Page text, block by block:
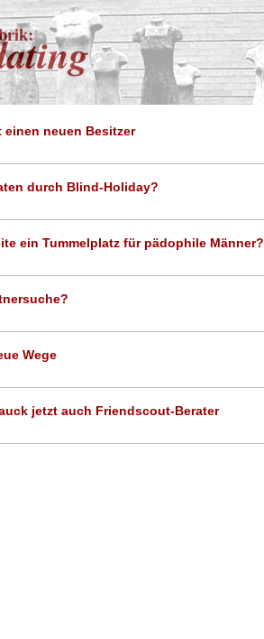
einen neuen Besitzer
durch Blind-Holiday?
ein Tummelplatz für pädophile Männer?
Wege
jetzt auch Friendscout-Berater